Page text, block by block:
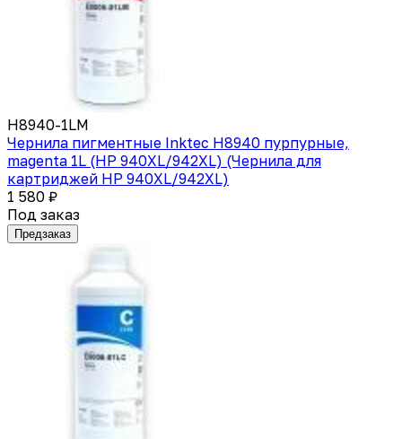
H8940-1LM
Чернила пигментные Inktec H8940 пурпурные,
magenta 1L (HP 940XL/942XL) (Чернила для
картриджей HP 940XL/942XL)
1 580 ₽
Под заказ
Предзаказ